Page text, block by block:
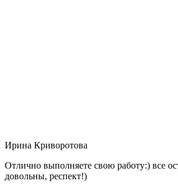
Ирина Криворотова
Отлично выполняете свою работу:) все
довольны, респект!)